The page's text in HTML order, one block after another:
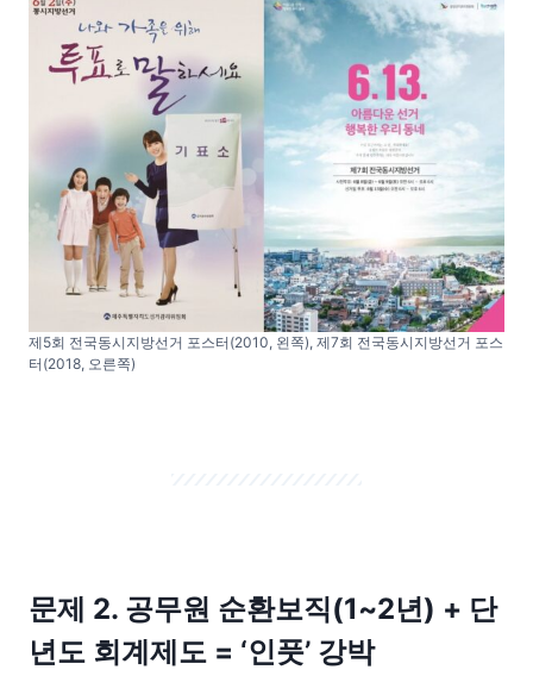
제5회 전국동시지방선거 포스터(2010, 왼쪽), 제7회 전국동시지방선거 포스
터(2018, 오른쪽)
문제 2. 공무원 순환보직(1~2년) + 단
년도 회계제도 = ‘인풋’ 강박